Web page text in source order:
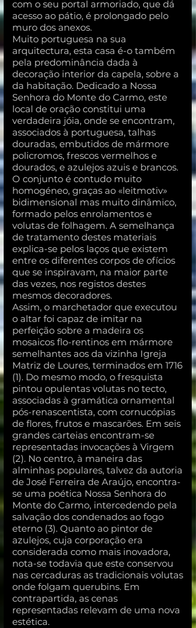
com o seu portal armoriado, que dá
acesso ao pátio, é prolongado pelo
muro dos anexos.
Muito portuguesa na sua
arquitectura, esta casa é-o também
pela predominância dada à
decoração interior da capela, sobre a
da habitação. Dedicado a Nossa
Senhora do Monte do Carmo, este
local de oração constitui uma
verdadeira jóia, onde se encontram,
associados à portuguesa, talhas
douradas, embutidos de mármore
policromos, frescos vermelhos e
dourados, e azulejos azuis e brancos.
O conjunto é contudo muito
homogéneo, graças ao «leitmotiv»
bidimensional mas muito dinâmico,
formado pelos enrolamentos e
volutas de folhagem. A semelhança
de tratamento destes materiais
explica-se pelos laços que existem
entre os diferentes corpos de ofícios
que se inspiravam, na maior parte
das vezes, nos registos destes
mesmos decoradores.
Assim, o marchetador que executou
o altar foi capaz de imitar na
perfeição sobre a madeira os
mosaicos flo-rentinos em mármore
semelhantes aos da vizinha Igreja
Matriz de Loures, terminados em 1716
(1). Do mesmo modo, o fresquista
pintou opulentas volutas no tecto,
associadas à gramática ornamental
pós-renascentista, com cornucópias
de flores, frutos e mascarões. Em seis
grandes carteias encontram-se
representadas invocações à Virgem
(2). No centro, à maneira das
alminhas populares, talvez da autoria
de José Ferreira de Araújo, encontra-
se uma poética Nossa Senhora do
Monte do Carmo, intercedendo pela
salvação dos condenados ao fogo
eterno (3). Quanto ao pintor de
azulejos, cuja corporação era
considerada como mais inovadora,
nota-se todavia que este conservou
nas cercaduras as tradicionais volutas
onde folgam querubins. Em
contrapartida, as cenas
representadas relevam de uma nova
estética.